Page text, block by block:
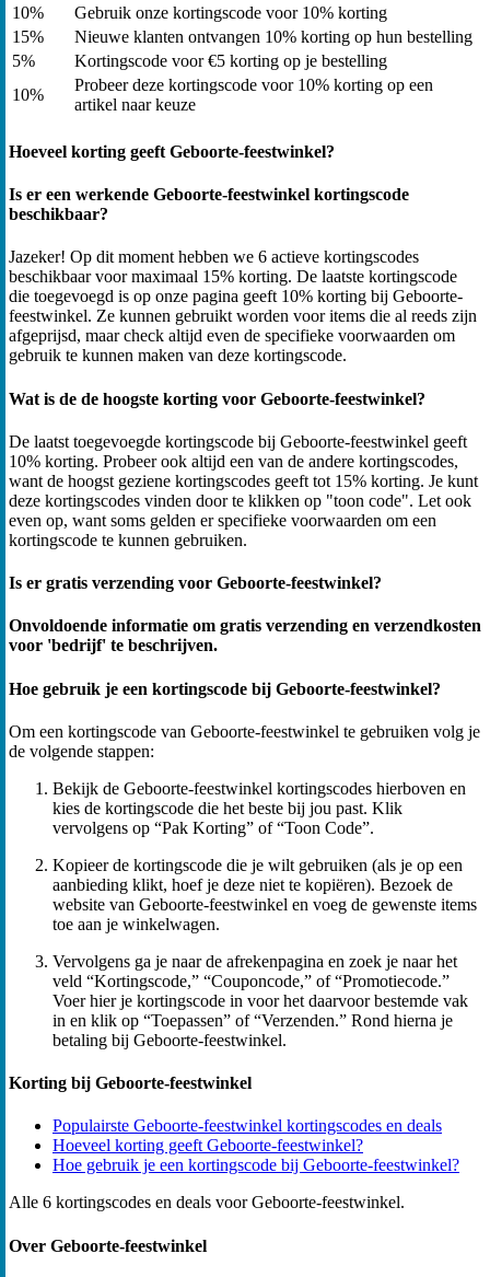
10%
Gebruik onze kortingscode voor 10% korting
15%
Nieuwe klanten ontvangen 10% korting op hun bestelling
5%
Kortingscode voor €5 korting op je bestelling
10%
Probeer deze kortingscode voor 10% korting op een
artikel naar keuze
Hoeveel korting geeft Geboorte-feestwinkel?
Is er een werkende Geboorte-feestwinkel kortingscode
beschikbaar?
Jazeker! Op dit moment hebben we 6 actieve kortingscodes
beschikbaar voor maximaal 15% korting. De laatste kortingscode
die toegevoegd is op onze pagina geeft 10% korting bij Geboorte-
feestwinkel. Ze kunnen gebruikt worden voor items die al reeds zijn
afgeprijsd, maar check altijd even de specifieke voorwaarden om
gebruik te kunnen maken van deze kortingscode.
Wat is de de hoogste korting voor Geboorte-feestwinkel?
De laatst toegevoegde kortingscode bij Geboorte-feestwinkel geeft
10% korting. Probeer ook altijd een van de andere kortingscodes,
want de hoogst geziene kortingscodes geeft tot 15% korting. Je kunt
deze kortingscodes vinden door te klikken op "toon code". Let ook
even op, want soms gelden er specifieke voorwaarden om een
kortingscode te kunnen gebruiken.
Is er gratis verzending voor Geboorte-feestwinkel?
Onvoldoende informatie om gratis verzending en verzendkosten
voor 'bedrijf' te beschrijven.
Hoe gebruik je een kortingscode bij Geboorte-feestwinkel?
Om een kortingscode van Geboorte-feestwinkel te gebruiken volg je
de volgende stappen:
Bekijk de Geboorte-feestwinkel kortingscodes hierboven en
kies de kortingscode die het beste bij jou past. Klik
vervolgens op “Pak Korting” of “Toon Code”.
Kopieer de kortingscode die je wilt gebruiken (als je op een
aanbieding klikt, hoef je deze niet te kopiëren). Bezoek de
website van Geboorte-feestwinkel en voeg de gewenste items
toe aan je winkelwagen.
Vervolgens ga je naar de afrekenpagina en zoek je naar het
veld “Kortingscode,” “Couponcode,” of “Promotiecode.”
Voer hier je kortingscode in voor het daarvoor bestemde vak
in en klik op “Toepassen” of “Verzenden.” Rond hierna je
betaling bij Geboorte-feestwinkel.
Korting bij Geboorte-feestwinkel
Populairste Geboorte-feestwinkel kortingscodes en deals
Hoeveel korting geeft Geboorte-feestwinkel?
Hoe gebruik je een kortingscode bij Geboorte-feestwinkel?
Alle 6 kortingscodes en deals voor Geboorte-feestwinkel.
Over Geboorte-feestwinkel